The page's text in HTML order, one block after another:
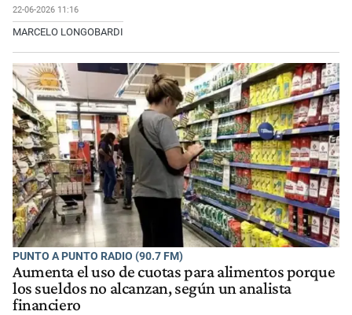
22-06-2026 11:16
MARCELO LONGOBARDI
PUNTO A PUNTO RADIO (90.7 FM)
Aumenta el uso de cuotas para alimentos porque
los sueldos no alcanzan, según un analista
financiero